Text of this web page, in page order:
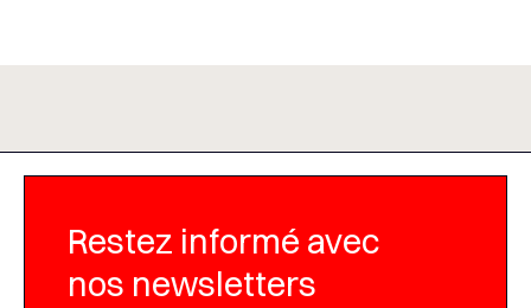
Restez informé avec
nos newsletters